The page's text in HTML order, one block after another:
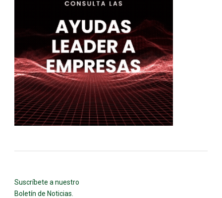
Suscríbete a nuestro
Boletín de Noticias.